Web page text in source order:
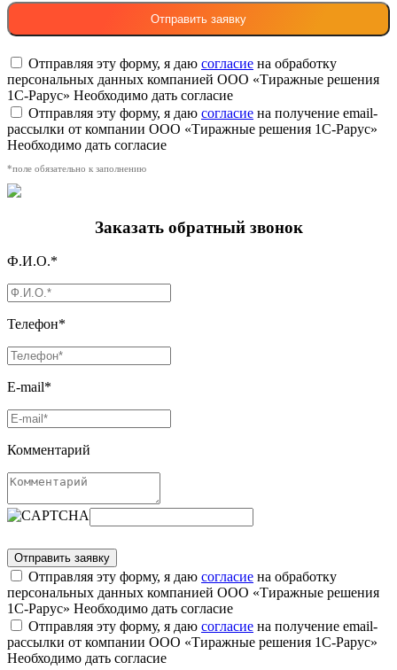
Отправляя эту форму, я даю согласие на обработку
персональных данных компанией ООО «Тиражные решения
1С-Рарус» Необходимо дать согласие
Отправляя эту форму, я даю согласие на получение email-
рассылки от компании ООО «Тиражные решения 1С-Рарус»
Необходимо дать согласие
*поле обязательно к заполнению
Заказать обратный звонок
Ф.И.О.*
Телефон*
E-mail*
Комментарий
Отправляя эту форму, я даю согласие на обработку
персональных данных компанией ООО «Тиражные решения
1С-Рарус» Необходимо дать согласие
Отправляя эту форму, я даю согласие на получение email-
рассылки от компании ООО «Тиражные решения 1С-Рарус»
Необходимо дать согласие